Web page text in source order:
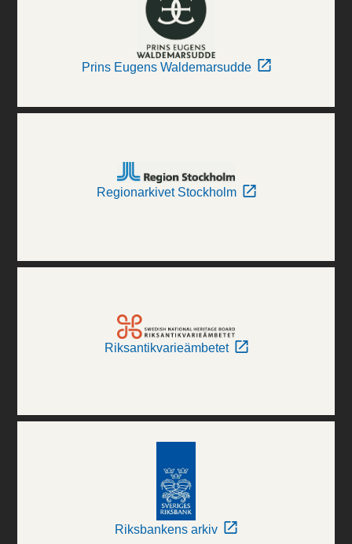
Prins Eugens Waldemarsudde
Regionarkivet Stockholm
Riksantikvarieämbetet
Riksbankens arkiv